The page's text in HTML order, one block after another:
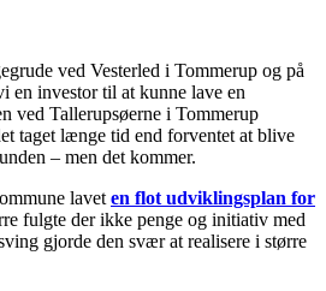
ved Vesterled i Tommerup og på
en investor til at kunne lave en
ved Tallerupsøerne i Tommerup
taget længe tid end forventet at blive
– men det kommer.
lavet en flot udviklingsplan for
fulgte der ikke penge og initiativ med
gjorde den svær at realisere i større